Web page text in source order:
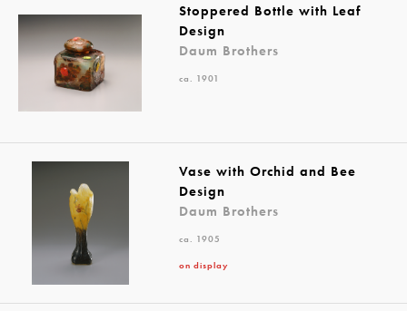
Stoppered Bottle with Leaf
Design
Daum Brothers
ca. 1901
Vase with Orchid and Bee
Design
Daum Brothers
ca. 1905
on display